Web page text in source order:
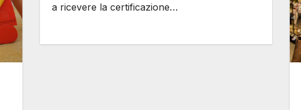
a ricevere la certificazione…